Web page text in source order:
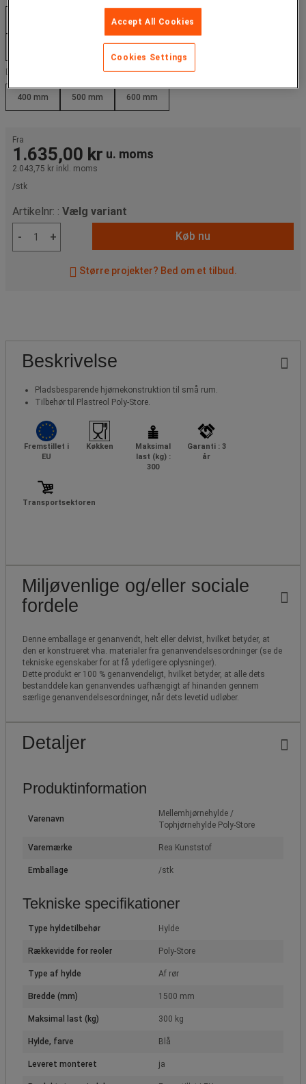
TOPHJØRNEHYLDE POLY-STORE
MELLEMHJØRNEHYLDE POLY-STORE
Dybde (mm) :
400 mm 500 mm 600 mm
Fra
1.635,00 kr u. moms
2.043,75 kr inkl. moms
/stk
Artikelnr: : Vælg variant
-
+ Køb nu
Større projekter? Bed om et tilbud.
Beskrivelse
Pladsbesparende hjørnekonstruktion til små rum.
Tilbehør til Plastreol Poly-Store.
Fremstillet i
EU
Køkken
Maksimal
last (kg) :
300
Garanti : 3
år
Transportsektoren
Miljøvenlige og/eller sociale
fordele
Denne emballage er genanvendt, helt eller delvist, hvilket betyder, at
den er konstrueret vha. materialer fra genanvendelsesordninger (se de
tekniske egenskaber for at få yderligere oplysninger).
Dette produkt er 100 % genanvendeligt, hvilket betyder, at alle dets
bestanddele kan genanvendes uafhængigt af hinanden gennem
særlige genanvendelsesordninger, når dets levetid udløber.
Detaljer
Produktinformation
Varenavn
Mellemhjørnehylde /
Tophjørnehylde Poly-Store
Varemærke Rea Kunststof
Emballage /stk
Tekniske specifikationer
Type hyldetilbehør Hylde
Rækkevidde for reoler Poly-Store
Type af hylde Af rør
Bredde (mm) 1500 mm
Maksimal last (kg) 300 kg
Hylde, farve Blå
Leveret monteret ja
Accept All Cookies
Cookies Settings